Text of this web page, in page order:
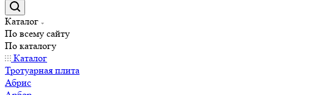
Каталог
По всему сайту
По каталогу
Каталог
Тротуарная плита
Абрис